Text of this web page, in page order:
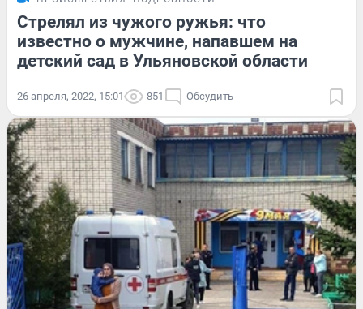
Стрелял из чужого ружья: что
известно о мужчине, напавшем на
детский сад в Ульяновской области
26 апреля, 2022, 15:01 851 Обсудить